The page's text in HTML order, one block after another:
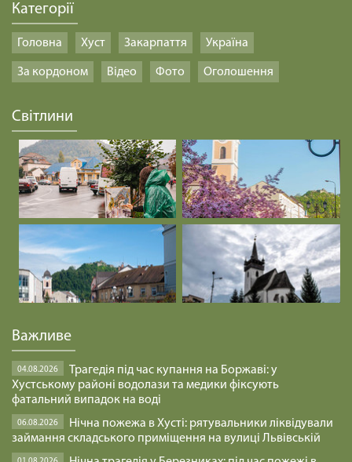
Категорії
Головна Хуст Закарпаття Україна
За кордоном Відео Фото Оголошення
Світлини
Важливе
04.08.2026
Трагедія під час купання на Боржаві: у
Хустському районі водолази та медики фіксують
фатальний випадок на воді
06.08.2026
Нічна пожежа в Хусті: рятувальники ліквідували
займання складського приміщення на вулиці Львівській